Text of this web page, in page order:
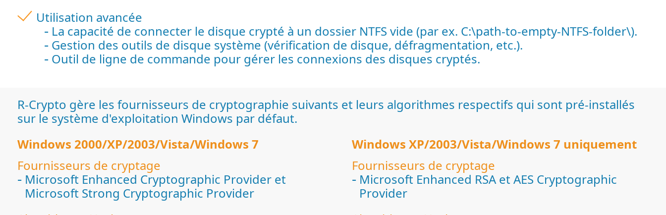
Utilisation avancée
La capacité de connecter le disque crypté à un dossier NTFS vide (par ex. C:\path-to-empty-NTFS-folder\).
Gestion des outils de disque système (vérification de disque, défragmentation, etc.).
Outil de ligne de commande pour gérer les connexions des disques cryptés.
R-Crypto gère les fournisseurs de cryptographie suivants et leurs algorithmes respectifs qui sont pré-installés
sur le système d'exploitation Windows par défaut.
Windows 2000/XP/2003/Vista/Windows 7
Fournisseurs de cryptage
Microsoft Enhanced Cryptographic Provider et
Microsoft Strong Cryptographic Provider
Windows XP/2003/Vista/Windows 7 uniquement
Fournisseurs de cryptage
Microsoft Enhanced RSA et AES Cryptographic
Provider